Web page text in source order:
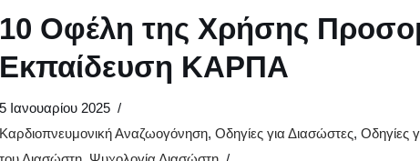
10 Οφέλη της Χρήσης
Εκπαίδευση ΚΑΡΠΑ
5 Ιανουαρίου 2025
Καρδιοπνευμονική Αναζωογόνηση, Οδηγίες για Διασώστες, Οδηγίες